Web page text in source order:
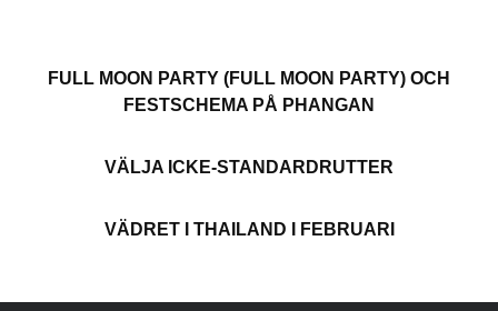
FULL MOON PARTY (FULL MOON PARTY) OCH
FESTSCHEMA PÅ PHANGAN
VÄLJA ICKE-STANDARDRUTTER
VÄDRET I THAILAND I FEBRUARI